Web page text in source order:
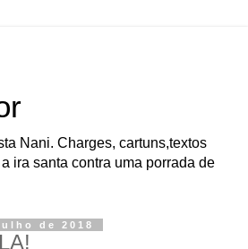
Nani. Charges, cartuns,textos
ira santa contra uma porrada de
de 2018